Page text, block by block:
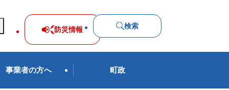
防災情報 検索
事業者の方へ 町政